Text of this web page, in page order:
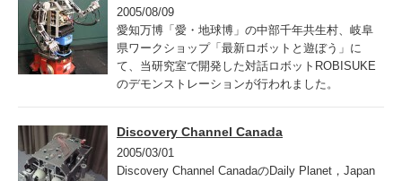
2005/08/09
愛知万博「愛・地球博」の中部千年共生村、岐阜
県ワークショップ「最新ロボットと遊ぼう」に
て、当研究室で開発した対話ロボットROBISUKE
のデモンストレーションが行われました。
Discovery Channel Canada
2005/03/01
Discovery Channel CanadaのDaily Planet，Japan